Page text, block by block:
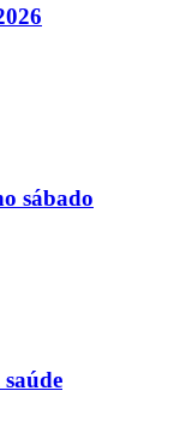
sábado